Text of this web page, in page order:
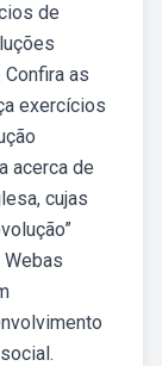
de
as
exercícios
acerca de
cujas